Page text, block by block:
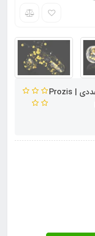
چربی سوز برنکست پروزیس 60 عددی | Prozis